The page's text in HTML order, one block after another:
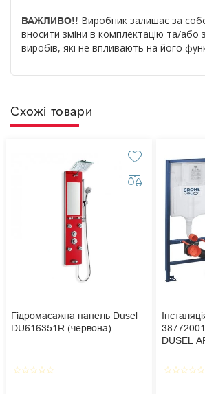
ВАЖЛИВО!! Виробник залишає за
вносити зміни в комплектацію та/або
виробів, які не впливають на його
Схожі товари
Гідромасажна панель Dusel
DU616351R (червона)
star_borderstar_borderstar_borderstar_borderstar_border
DUSEL
Grohe
star_borderstar_borderstar_borderstar_borderstar_border